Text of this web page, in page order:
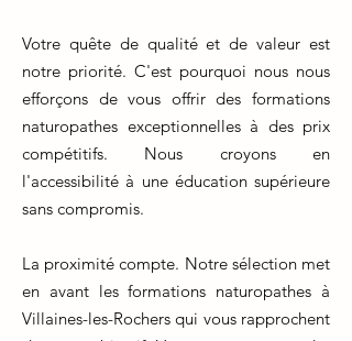
Votre quête de qualité et de valeur est
notre priorité. C'est pourquoi nous nous
efforçons de vous offrir des formations
naturopathes exceptionnelles à des prix
compétitifs. Nous croyons en
l'accessibilité à une éducation supérieure
sans compromis.
La proximité compte. Notre sélection met
en avant les formations naturopathes à
Villaines-les-Rochers qui vous rapprochent